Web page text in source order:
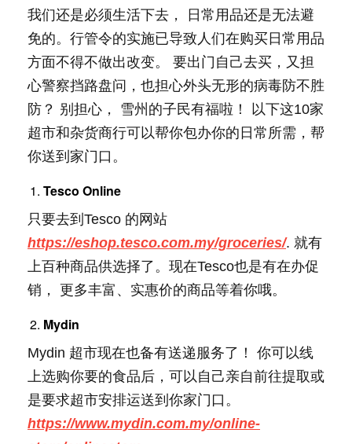
我们还是必须生活下去， 日常用品还是无法避
免的。行管令的实施已导致人们在购买日常用品
方面不得不做出改变。 要出门自己去买，又担
心警察挡路盘问，也担心外头无形的病毒防不胜
防？ 别担心， 雪州的子民有福啦！ 以下这10家
超市和杂货商行可以帮你包办你的日常所需，帮
你送到家门口。
Tesco Online
只要去到Tesco 的网站
https://eshop.tesco.com.my/groceries/. 就有
上百种商品供选择了。现在Tesco也是有在办促
销， 更多丰富、实惠价的商品等着你哦。
Mydin
Mydin 超市现在也备有送递服务了！ 你可以线
上选购你要的食品后，可以自己亲自前往提取或
是要求超市安排运送到你家门口。
https://www.mydin.com.my/online-